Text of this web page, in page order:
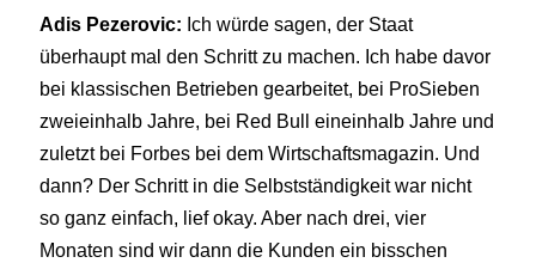
Adis Pezerovic: Ich würde sagen, der Staat
überhaupt mal den Schritt zu machen. Ich habe davor
bei klassischen Betrieben gearbeitet, bei ProSieben
zweieinhalb Jahre, bei Red Bull eineinhalb Jahre und
zuletzt bei Forbes bei dem Wirtschaftsmagazin. Und
dann? Der Schritt in die Selbstständigkeit war nicht
so ganz einfach, lief okay. Aber nach drei, vier
Monaten sind wir dann die Kunden ein bisschen